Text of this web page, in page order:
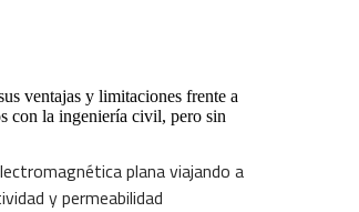
ventajas y limitaciones frente a
con la ingeniería civil, pero sin
plana viajando a
y permeabilidad